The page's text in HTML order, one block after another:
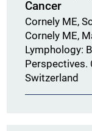
Cancer
Cornely ME,
Cornely ME,
Lymphology:
Perspectives.
Switzerland